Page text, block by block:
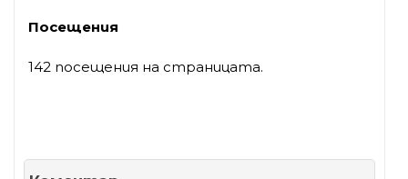
Посещения
142 посещения на страницата.